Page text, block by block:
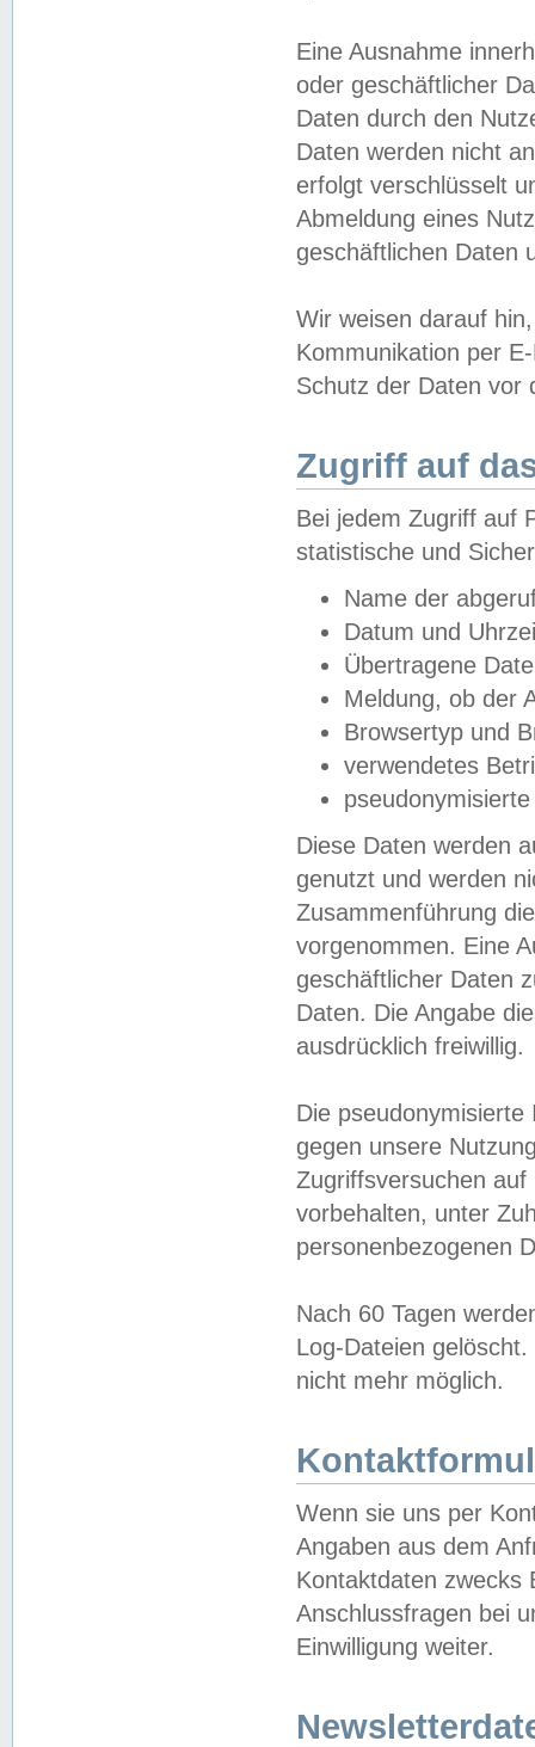
Eine Ausnahme
oder geschäftlicher
Daten durch den
Daten werden nicht
erfolgt verschlüsselt
Abmeldung eines
geschäftlichen Daten
Wir weisen darauf
Kommunikation per
Schutz der Daten vor
Zugriff auf
Bei jedem Zugriff auf
statistische und
Name der
Datum und
Übertragene
Meldung, ob der
Browsertyp und
verwendetes
Diese Daten werden
genutzt und werden
Zusammenführung
vorgenommen. Eine
geschäftlicher Daten
Daten. Die Angabe
ausdrücklich freiwillig.
Die
gegen unsere
Zugriffsversuchen
vorbehalten, unter
personenbezogenen
Nach 60 Tagen
Log-Dateien
nicht mehr möglich.
Wenn sie uns per
Angaben aus dem
Kontaktdaten zwecks
Anschlussfragen bei
Einwilligung weiter.